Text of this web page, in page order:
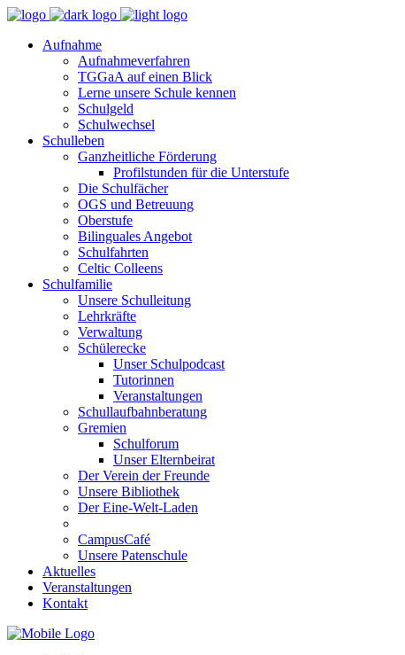
Aufnahme
Aufnahmeverfahren
TGGaA auf einen Blick
Lerne unsere Schule kennen
Schulgeld
Schulwechsel
Schulleben
Ganzheitliche Förderung
Profilstunden für die Unterstufe
Die Schulfächer
OGS und Betreuung
Oberstufe
Bilinguales Angebot
Schulfahrten
Celtic Colleens
Schulfamilie
Unsere Schulleitung
Lehrkräfte
Verwaltung
Schülerecke
Unser Schulpodcast
Tutorinnen
Veranstaltungen
Schullaufbahnberatung
Gremien
Schulforum
Unser Elternbeirat
Der Verein der Freunde
Unsere Bibliothek
Der Eine-Welt-Laden
CampusCafé
Unsere Patenschule
Aktuelles
Veranstaltungen
Kontakt